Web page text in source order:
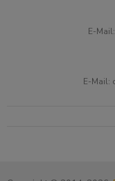
E-Mail:
E-Mail: